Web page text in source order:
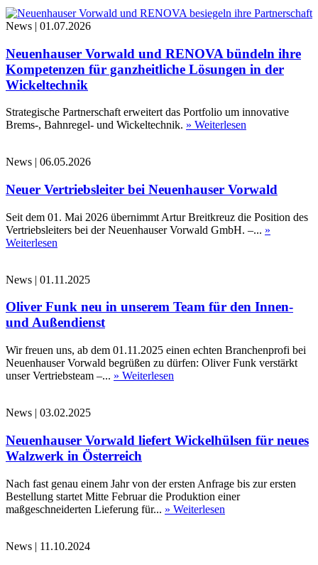
News | 01.07.2026
Neuenhauser Vorwald und RENOVA bündeln ihre
Kompetenzen für ganzheitliche Lösungen in der
Wickeltechnik
Strategische Partnerschaft erweitert das Portfolio um innovative
Brems-, Bahnregel- und Wickeltechnik. » Weiterlesen
News | 06.05.2026
Neuer Vertriebsleiter bei Neuenhauser Vorwald
Seit dem 01. Mai 2026 übernimmt Artur Breitkreuz die Position des
Vertriebsleiters bei der Neuenhauser Vorwald GmbH. –... »
Weiterlesen
News | 01.11.2025
Oliver Funk neu in unserem Team für den Innen-
und Außendienst
Wir freuen uns, ab dem 01.11.2025 einen echten Branchenprofi bei
Neuenhauser Vorwald begrüßen zu dürfen: Oliver Funk verstärkt
unser Vertriebsteam –... » Weiterlesen
News | 03.02.2025
Neuenhauser Vorwald liefert Wickelhülsen für neues
Walzwerk in Österreich
Nach fast genau einem Jahr von der ersten Anfrage bis zur ersten
Bestellung startet Mitte Februar die Produktion einer
maßgeschneiderten Lieferung für... » Weiterlesen
News | 11.10.2024